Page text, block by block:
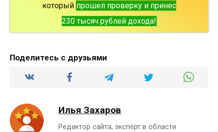
который прошел проверку и принес
230 тысяч рублей дохода!
Поделитесь с друзьями
Илья Захаров
Редактор сайта, эксперт в области